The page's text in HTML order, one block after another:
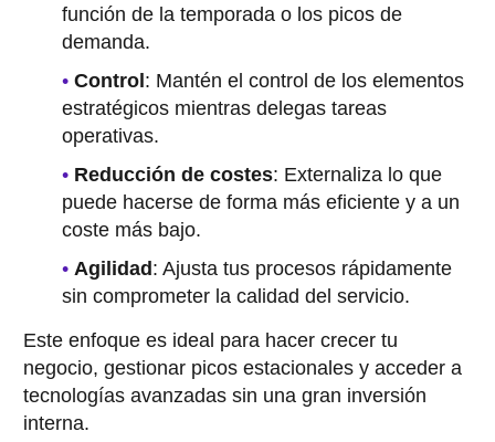
función de la temporada o los picos de
demanda.
Control : Mantén el control de los elementos
estratégicos mientras delegas tareas
operativas.
Reducción de costes: Externaliza lo que
puede hacerse de forma más eficiente y a un
coste más bajo.
Agilidad : Ajusta tus procesos rápidamente
sin comprometer la calidad del servicio.
Este enfoque es ideal para hacer crecer tu
negocio, gestionar picos estacionales y acceder a
tecnologías avanzadas sin una gran inversión
interna.